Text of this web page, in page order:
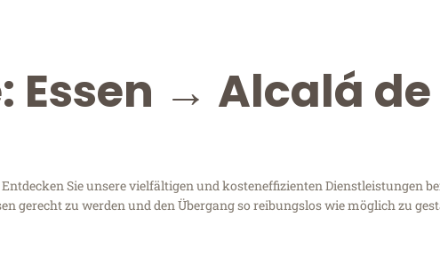
Essen → Alcalá de
Sie unsere vielfältigen und kosteneffizienten Dienstleistungen
gerecht zu werden und den Übergang so reibungslos wie möglich zu